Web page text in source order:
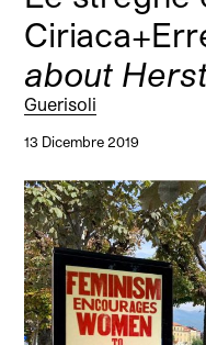
about
Guerisoli
13 Dicembre 2019